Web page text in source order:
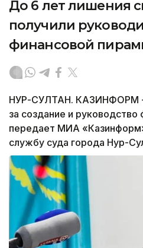
До 6 лет лишения
получили
финансовой
НУР-СУЛТАН. КАЗИНФОРМ -
за создание и
передает МИА
службу суда города Нур-